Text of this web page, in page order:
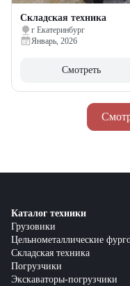
Складская техника
г Екатеринбург
Январь, 2026
Смотреть
Каталог техники
Грузовики
Цельнометаллические
Складская техника
Погрузчики
Экскаваторы-погрузчики